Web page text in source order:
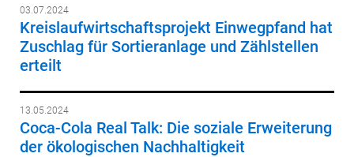
03.07.2024
Kreislaufwirtschaftsprojekt Einwegpfand hat
Zuschlag für Sortieranlage und Zählstellen
erteilt
13.05.2024
Coca-Cola Real Talk: Die soziale Erweiterung
der ökologischen Nachhaltigkeit